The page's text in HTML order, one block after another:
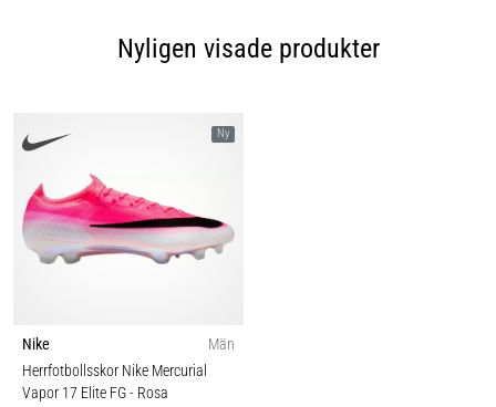
Nyligen visade produkter
Ny
Nike
Män
Herrfotbollsskor Nike Mercurial
Vapor 17 Elite FG- Rosa